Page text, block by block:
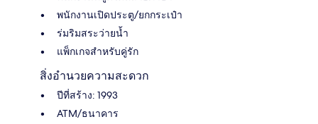
พนักงานเปิดประตู/ยกกระเป๋า
ร่มริมสระว่ายน้ำ
แพ็กเกจสำหรับคู่รัก
สิ่งอำนวยความสะดวก
ปีที่สร้าง: 1993
ATM/ธนาคาร